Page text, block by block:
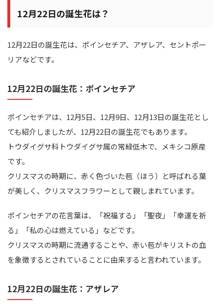
12月22日の誕生花は？
12月22日の誕生花は、ポインセチア、アザレア、セントポー
リアなどです。
12月22日の誕生花：ポインセチア
ポインセチアは、12月5日、12月9日、12月13日の誕生花とし
ても紹介しましたが、12月22日の誕生花でもあります。
トウダイグサ科トウダイグサ属の常緑低木で、メキシコ原産
です。
クリスマスの時期に、赤く色づいた苞（ほう）と呼ばれる葉
が美しく、クリスマスフラワーとして親しまれています。
ポインセチアの花言葉は、「祝福する」「聖夜」「幸運を祈
る」「私の心は燃えている」などです。
クリスマスの時期に流通することや、赤い苞がキリストの血
を象徴するとされていることに由来すると言われています。
12月22日の誕生花：アザレア